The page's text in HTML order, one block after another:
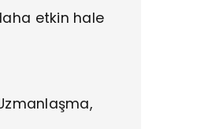
etkin hale